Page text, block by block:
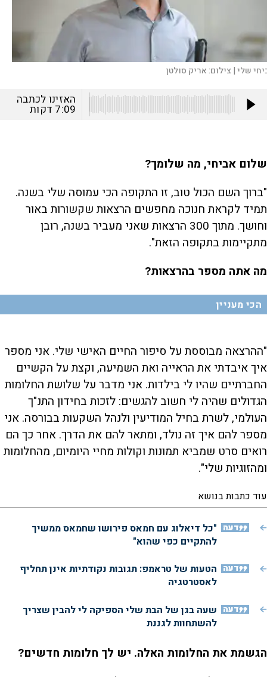
שלי | צילום:אריק סולטן
האזינו לכתבה
7:09 דקות
שלום אביחי, מה שלומך?
"ברוך השם הכול טוב, זו התקופה הכי עמוסה שלי בשנה.
תמיד לקראת חנוכה מחפשים הרצאות שקשורות באור
וחושך. מתוך 300 הרצאות שאני מעביר בשנה, רובן
מתקיימות בתקופה הזאת".
מה אתה מספר בהרצאות?
הכי מעניין
"ההרצאה מבוססת על סיפור החיים האישי שלי. אני מספר
איך איבדתי את הראייה ואת השמיעה, וקצת על הקשיים
החברתיים שהיו לי בילדות. אני מדבר על שלושת החלומות
הגדולים שהיה לי חשוב להגשים: לזכות בחידון התנ"ך
העולמי, לשרת בחיל המודיעין ולנהל השקעות בבורסה. אני
מספר להם איך זה נולד, ומתאר להם את הדרך. אחר כך הם
רואים סרט שמביא תמונות וקולות מחיי היומיום, מהחלומות
ומהזוגיות שלי".
עוד כתבות בנושא
דעה "כל דיאלוג עם חמאס פירושו שחמאס ממשיך
להתקיים כפי שהוא"
דעה הטעות של טראמפ: תגובות נקודתיות אינן תחליף
לאסטרטגיה
דעה שעה בגן של הבת שלי הספיקה לי להבין שצריך
להשתחוות לגננת
הגשמת את החלומות האלה. יש לך חלומות חדשים?